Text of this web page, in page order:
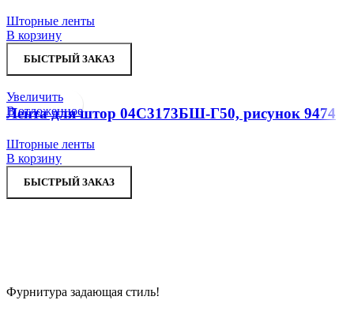
Шторные ленты
В корзину
БЫСТРЫЙ ЗАКАЗ
Увеличить
В отложенное
Лента для штор 04С3173БШ-Г50, рисунок 9474
Шторные ленты
В корзину
БЫСТРЫЙ ЗАКАЗ
Фурнитура задающая стиль!